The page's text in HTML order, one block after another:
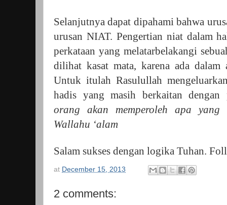
Selanjutnya dapat dipahami bahwa
urusan NIAT. Pengertian niat dalam
perkataan yang melatarbelakangi
dilihat kasat mata, karena ada
Untuk itulah Rasulullah
hadis yang masih berkaitan
orang akan memperoleh apa
Wallahu ‘alam
Salam sukses dengan logika Tuhan.
at December 15, 2013
2 comments: